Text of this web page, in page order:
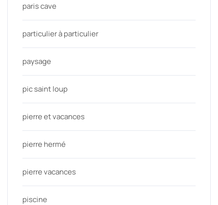
paris cave
particulier à particulier
paysage
pic saint loup
pierre et vacances
pierre hermé
pierre vacances
piscine